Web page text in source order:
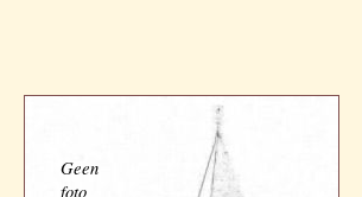
Geen
foto